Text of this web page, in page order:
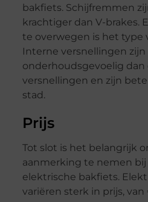
bakfiets. Schijfremmen
krachtiger dan V-brakes.
te overwegen is het type
Interne versnellingen
onderhoudsgevoelig dan
versnellingen en zijn
stad.
Prijs
Tot slot is het belangrijk
aanmerking te nemen
elektrische bakfiets.
variëren sterk in prijs,